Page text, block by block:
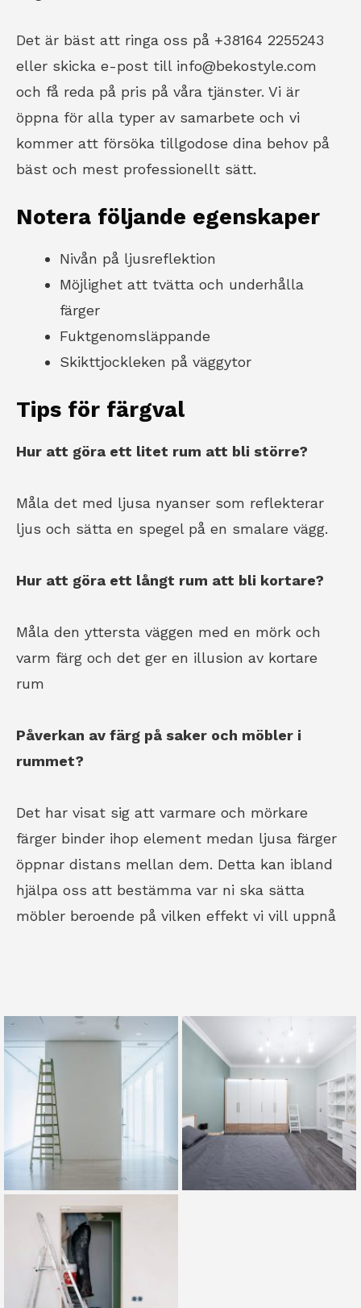
Det är bäst att ringa oss på +38164 2255243
eller skicka e-post till info@bekostyle.com
och få reda på pris på våra tjänster. Vi är
öppna för alla typer av samarbete och vi
kommer att försöka tillgodose dina behov på
bäst och mest professionellt sätt.
Notera följande egenskaper
Nivån på ljusreflektion
Möjlighet att tvätta och underhålla
färger
Fuktgenomsläppande
Skikttjockleken på väggytor
Tips för färgval
Hur att göra ett litet rum att bli större?
Måla det med ljusa nyanser som reflekterar
ljus och sätta en spegel på en smalare vägg.
Hur att göra ett långt rum att bli kortare?
Måla den yttersta väggen med en mörk och
varm färg och det ger en illusion av kortare
rum
Påverkan av färg på saker och möbler i
rummet?
Det har visat sig att varmare och mörkare
färger binder ihop element medan ljusa färger
öppnar distans mellan dem. Detta kan ibland
hjälpa oss att bestämma var ni ska sätta
möbler beroende på vilken effekt vi vill uppnå